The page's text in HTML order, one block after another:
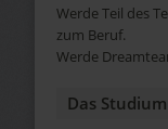
Werde Teil des
zum Beruf.
Werde
Das Studium